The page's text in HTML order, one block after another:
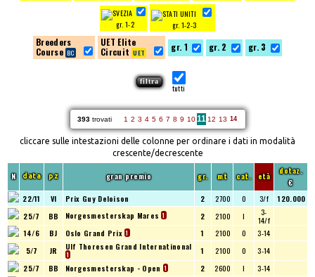
gr. 1-2 gr. 1-2-3
Breeders
Course
UET Elite
Circuit
gr. 1 gr. 2 gr. 3
tutti
393trovati 1 2 3 4 5 6 7 8 9 10 11 12 13 14
cliccare sulle intestazioni delle colonne per ordinare i dati in modalità
crescente/decrescente
N data pz gran premio gr. mt cat. età
dotaz.
€
22/11 VI Prix Guy Deloison 2 2700 O 3/f
120.000
25/7
BB Norgesmesterskap Mares1 2 2100 I 3-
14/f
14/6
BJ Oslo Grand Prix1 1 2100 O
3-14
5/7
JR Ulf Thoresen Grand Internatinonal
1 1 2100 O
3-14
25/7
BB Norgesmesterskap - Open 1 2 2600 I
3-14